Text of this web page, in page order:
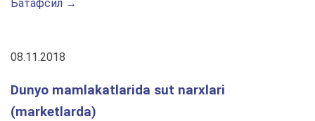
Батафсил →
08.11.2018
Dunyo mamlakatlarida sut narxlari
(marketlarda)